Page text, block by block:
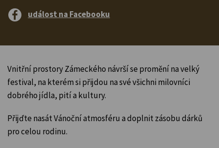
událost na Facebooku
Vnitřní prostory Zámeckého návrší se promění na velký
festival, na kterém si přijdou na své všichni milovníci
dobrého jídla, pití a kultury.
Přijďte nasát Vánoční atmosféru a doplnit zásobu dárků
pro celou rodinu.